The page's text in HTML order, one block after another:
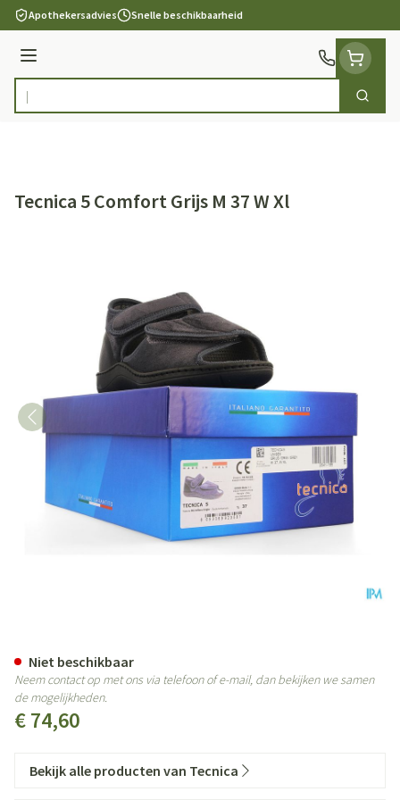
Ga naar de inhoud
Apothekersadvies Snelle beschikbaarheid
Menu
Product, merk, categorie... Zoek
Tecnica 5 Comfort Grijs M 37 W Xl
€ 74,60
Niet beschikbaar
Neem contact op met ons via telefoon of e-mail, dan bekijken we samen
de mogelijkheden.
Bekijk alle producten van Tecnica